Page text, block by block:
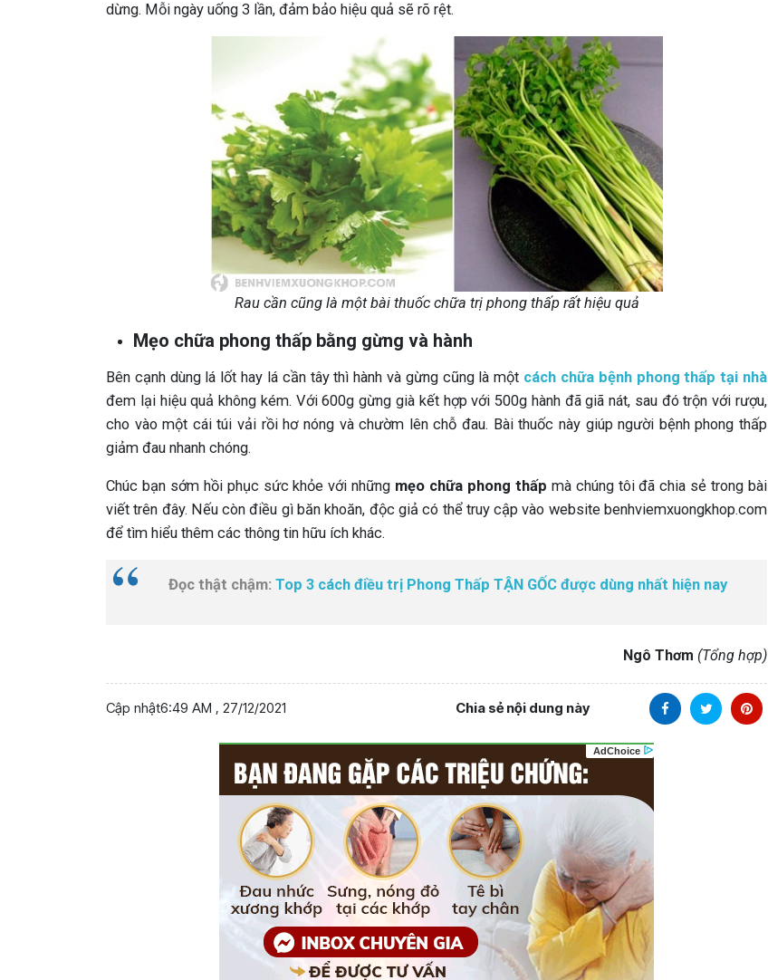
dừng. Mỗi ngày uống 3 lần, đảm bảo hiệu quả sẽ rõ rệt.
Rau cần cũng là một bài thuốc chữa trị phong thấp rất hiệu quả
Mẹo chữa phong thấp bằng gừng và hành
Bên cạnh dùng lá lốt hay lá cần tây thì hành và gừng cũng là một cách chữa bệnh phong thấp tại nhà
đem lại hiệu quả không kém. Với 600g gừng già kết hợp với 500g hành đã giã nát, sau đó trộn với rượu,
cho vào một cái túi vải rồi hơ nóng và chườm lên chỗ đau. Bài thuốc này giúp người bệnh phong thấp
giảm đau nhanh chóng.
Chúc bạn sớm hồi phục sức khỏe với những mẹo chữa phong thấp mà chúng tôi đã chia sẻ trong bài
viết trên đây. Nếu còn điều gì băn khoăn, độc giả có thể truy cập vào website benhviemxuongkhop.com
để tìm hiểu thêm các thông tin hữu ích khác.
Đọc thật chậm: Top 3 cách điều trị Phong Thấp TẬN GỐC được dùng nhất hiện nay
Ngô Thơm (Tổng hợp)
Cập nhật6:49 AM , 27/12/2021 Chia sẻ nội dung này